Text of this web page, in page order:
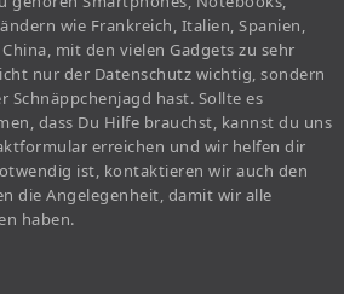
wie Frankreich, Italien, Spanien,
mit den vielen Gadgets zu sehr
nur der Datenschutz wichtig, sondern
Schnäppchenjagd hast. Sollte es
dass Du Hilfe brauchst, kannst du uns
erreichen und wir helfen dir
ist, kontaktieren wir auch den
die Angelegenheit, damit wir alle
haben.